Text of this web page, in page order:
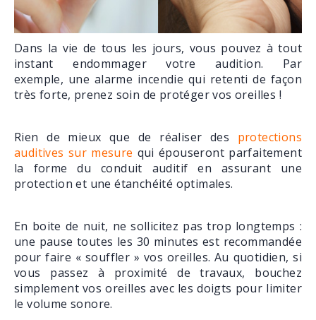
Dans la vie de tous les jours, vous pouvez à tout
instant endommager votre audition. Par
exemple, une alarme incendie qui retenti de façon
très forte, prenez soin de protéger vos oreilles !
Rien de mieux que de réaliser des protections
auditives sur mesure qui épouseront parfaitement
la forme du conduit auditif en assurant une
protection et une étanchéité optimales.
En boite de nuit, ne sollicitez pas trop longtemps :
une pause toutes les 30 minutes est recommandée
pour faire « souffler » vos oreilles. Au quotidien, si
vous passez à proximité de travaux, bouchez
simplement vos oreilles avec les doigts pour limiter
le volume sonore.